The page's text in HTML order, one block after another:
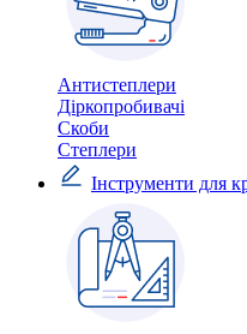
Антистеплери
Діркопробивачі
Скоби
Степлери
Інструменти для